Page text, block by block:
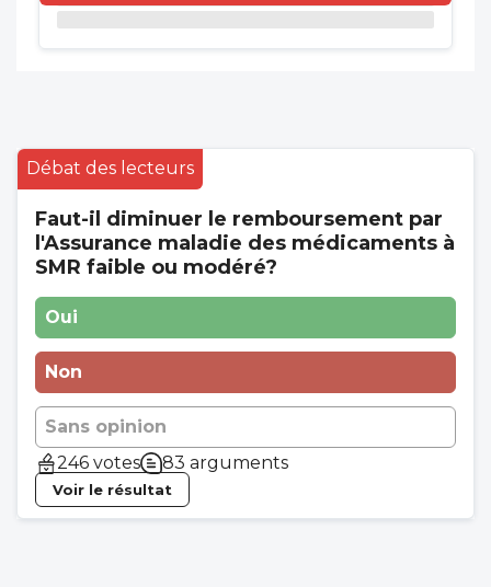
Débat des lecteurs
Faut-il diminuer le remboursement par
l'Assurance maladie des médicaments à
SMR faible ou modéré?
Oui
Non
Sans opinion
246 votes
83 arguments
Voir le résultat